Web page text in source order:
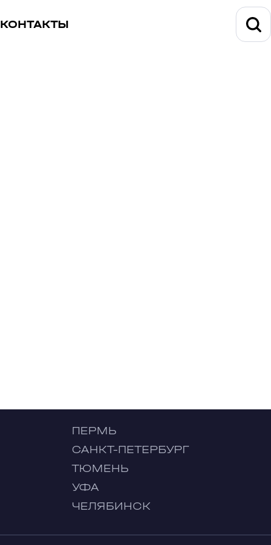
КОНТАКТЫ
ПЕРМЬ
САНКТ-ПЕТЕРБУРГ
ТЮМЕНЬ
УФА
ЧЕЛЯБИНСК